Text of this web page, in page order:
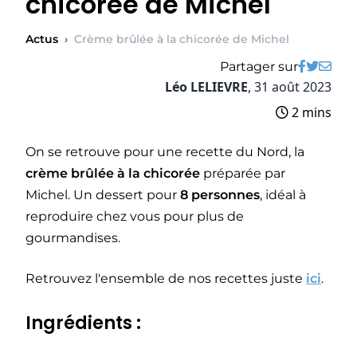
Actus › Crème brûlée à la chicorée de Michel
Partager sur
Léo LELIEVRE, 31 août 2023
2 mins
On se retrouve pour une recette du Nord, la
crème brûlée à la chicorée préparée par
Michel. Un dessert pour 8 personnes, idéal à
reproduire chez vous pour plus de
gourmandises.
Retrouvez l'ensemble de nos recettes juste ici.
Ingrédients :